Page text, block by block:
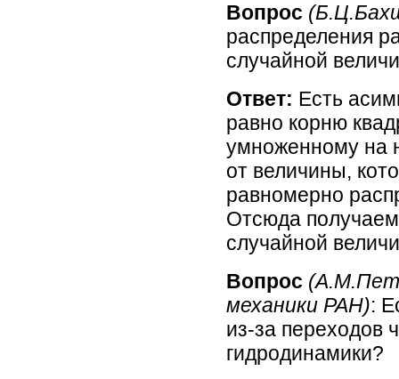
Вопрос
распределения
случайной
Ответ: Есть
равно корню
умноженному на
от величины,
равномерно
Отсюда
случайной
Вопрос
механики РАН):
из-за переходов
гидродинамики?